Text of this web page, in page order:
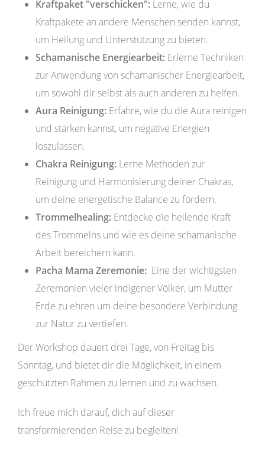
Kraftpaket "verschicken": Lerne, wie du
Kraftpakete an andere Menschen senden kannst,
um Heilung und Unterstützung zu bieten.
Schamanische Energiearbeit: Erlerne Techniken
zur Anwendung von schamanischer Energiearbeit,
um sowohl dir selbst als auch anderen zu helfen.
Aura Reinigung: Erfahre, wie du die Aura reinigen
und stärken kannst, um negative Energien
loszulassen.
Chakra Reinigung: Lerne Methoden zur
Reinigung und Harmonisierung deiner Chakras,
um deine energetische Balance zu fördern.
Trommelhealing: Entdecke die heilende Kraft
des Trommelns und wie es deine schamanische
Arbeit bereichern kann.
Pacha Mama Zeremonie: Eine der wichtigsten
Zeremonien vieler indigener Völker, um Mutter
Erde zu ehren um deine besondere Verbindung
zur Natur zu vertiefen.
Der Workshop dauert drei Tage, von Freitag bis
Sonntag, und bietet dir die Möglichkeit, in einem
geschützten Rahmen zu lernen und zu wachsen.
Ich freue mich darauf, dich auf dieser
transformierenden Reise zu begleiten!